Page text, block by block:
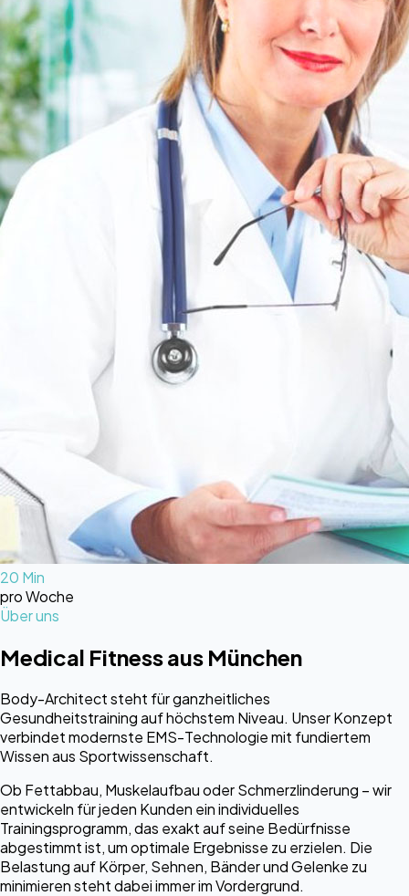
20 Min
pro Woche
Über uns
Medical Fitnessaus München
Body-Architect steht für ganzheitliches
Gesundheitstraining auf höchstem Niveau. Unser Konzept
verbindet modernste EMS-Technologie mit fundiertem
Wissen aus Sportwissenschaft.
Ob Fettabbau, Muskelaufbau oder Schmerzlinderung – wir
entwickeln für jeden Kunden ein individuelles
Trainingsprogramm, das exakt auf seine Bedürfnisse
abgestimmt ist, um optimale Ergebnisse zu erzielen. Die
Belastung auf Körper, Sehnen, Bänder und Gelenke zu
minimieren steht dabei immer im Vordergrund.